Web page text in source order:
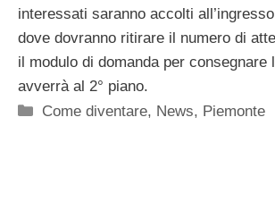
interessati saranno accolti
dove dovranno ritirare il numero di
il modulo di domanda per consegnare
avverrà al 2° piano.
Categorie
Come diventare, News, Piemonte